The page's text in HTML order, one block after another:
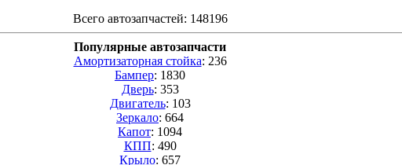
Всего автозапчастей: 148196
Популярные автозапчасти
Амортизаторная стойка: 236
Бампер: 1830
Дверь: 353
Двигатель: 103
Зеркало: 664
Капот: 1094
КПП: 490
Крыло: 657